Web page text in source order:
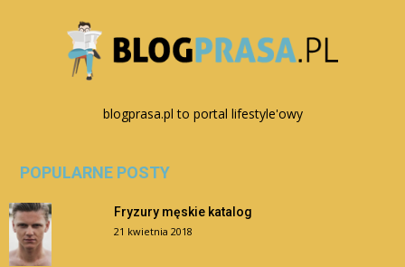
blogprasa.pl to portal lifestyle'owy
POPULARNE POSTY
Fryzury męskie katalog
21 kwietnia 2018